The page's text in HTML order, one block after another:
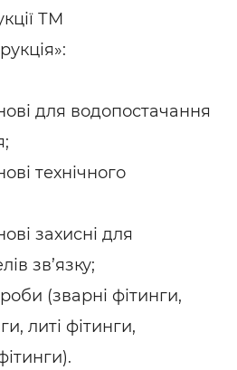
ТМ
для водопостачання
технічного
захисні для
зв’язку;
(зварні фітинги,
литі фітинги,